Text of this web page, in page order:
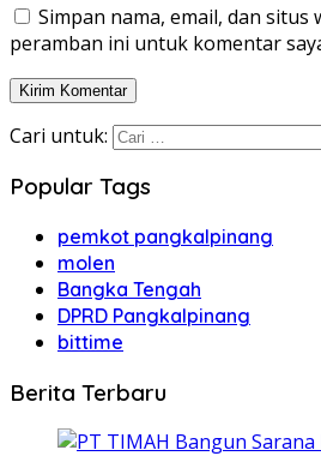
Simpan nama, email, dan situs
peramban ini untuk komentar
Cari untuk:
Popular Tags
pemkot pangkalpinang
molen
Bangka Tengah
DPRD Pangkalpinang
bittime
Berita Terbaru